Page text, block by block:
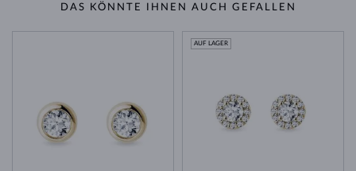
DAS KÖNNTE IHNEN AUCH GEFALLEN
AUF LAGER